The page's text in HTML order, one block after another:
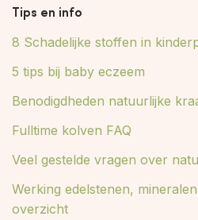
Tips en info
8 Schadelijke stoffen in
5 tips bij baby eczeem
Benodigdheden natuurlijke
Fulltime kolven FAQ
Veel gestelde vragen over
Werking edelstenen,
overzicht